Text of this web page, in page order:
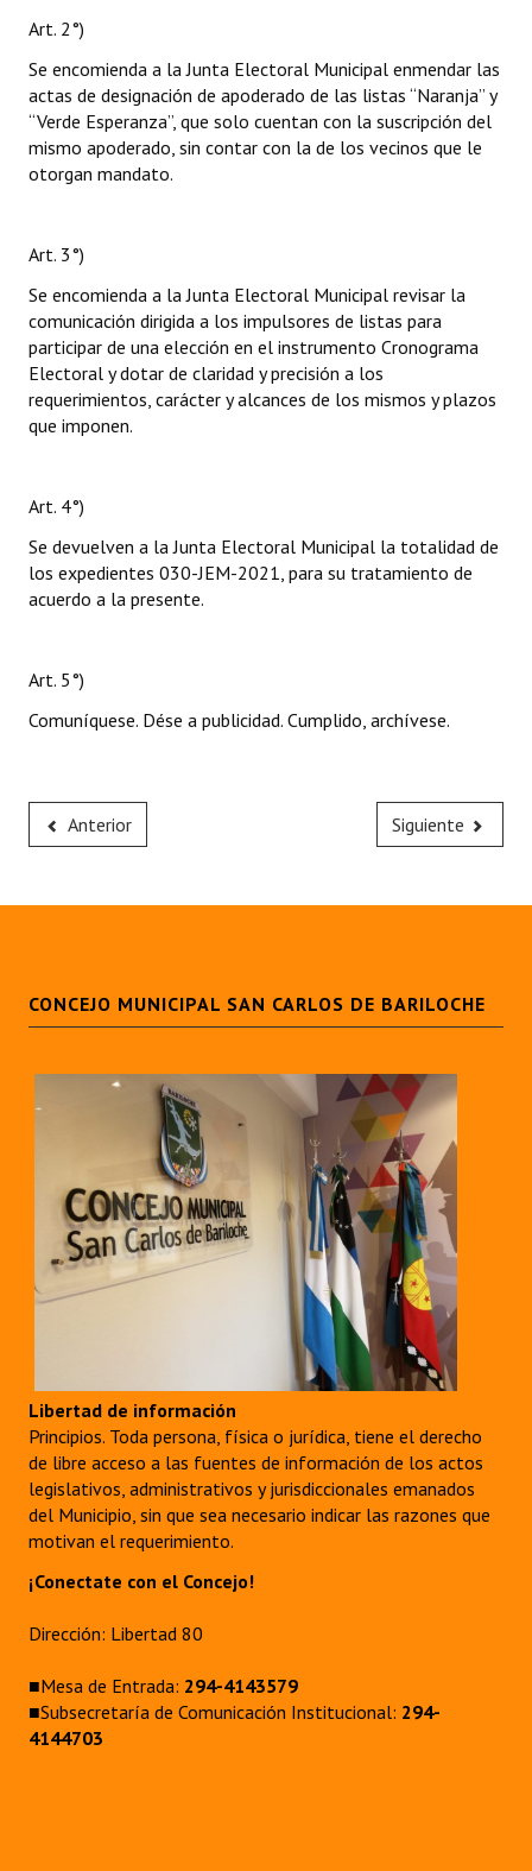
Art. 2°)
Se encomienda a la Junta Electoral Municipal enmendar las
actas de designación de apoderado de las listas “Naranja” y
“Verde Esperanza”, que solo cuentan con la suscripción del
mismo apoderado, sin contar con la de los vecinos que le
otorgan mandato.
Art. 3°)
Se encomienda a la Junta Electoral Municipal revisar la
comunicación dirigida a los impulsores de listas para
participar de una elección en el instrumento Cronograma
Electoral y dotar de claridad y precisión a los
requerimientos, carácter y alcances de los mismos y plazos
que imponen.
Art. 4°)
Se devuelven a la Junta Electoral Municipal la totalidad de
los expedientes 030-JEM-2021, para su tratamiento de
acuerdo a la presente.
Art. 5°)
Comuníquese. Dése a publicidad. Cumplido, archívese.
Anterior Siguiente
CONCEJO MUNICIPAL SAN CARLOS DE BARILOCHE
Libertad de información
Principios. Toda persona, física o jurídica, tiene el derecho
de libre acceso a las fuentes de información de los actos
legislativos, administrativos y jurisdiccionales emanados
del Municipio, sin que sea necesario indicar las razones que
motivan el requerimiento.
¡Conectate con el Concejo!
Dirección: Libertad 80
■Mesa de Entrada: 294-4143579
■Subsecretaría de Comunicación Institucional: 294-
4144703